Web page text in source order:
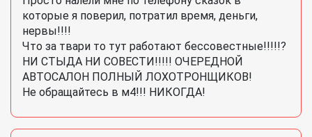
которые я поверил, потратил время, деньги,
нервы!!!!
Что за твари то тут работают бессовестные!!!!!?
НИ СТЫДА НИ СОВЕСТИ!!!!! ОЧЕРЕДНОЙ
АВТОСАЛОН ПОЛНЫЙ ЛОХОТРОНЩИКОВ!
Не обращайтесь в м4!!! НИКОГДА!